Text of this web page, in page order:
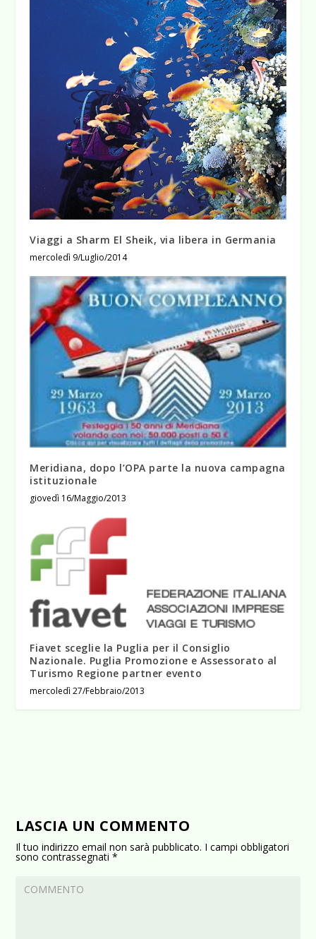
Viaggi a Sharm El Sheik, via libera in Germania
mercoledì 9/Luglio/2014
Meridiana, dopo l’OPA parte la nuova campagna
istituzionale
giovedì 16/Maggio/2013
Fiavet sceglie la Puglia per il Consiglio
Nazionale. Puglia Promozione e Assessorato al
Turismo Regione partner evento
mercoledì 27/Febbraio/2013
LASCIA UN COMMENTO
Il tuo indirizzo email non sarà pubblicato. I campi obbligatori
sono contrassegnati*